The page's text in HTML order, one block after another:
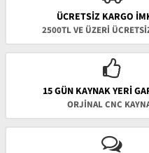
ÜCRETSIZ KARGO
2500TL VE ÜZERİ
15 GÜN KAYNAK YERI
ORJİNAL CNC